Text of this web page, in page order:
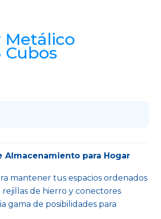
para Hogar
mantener tus espacios ordenados
rejillas de hierro y conectores
gama de posibilidades para